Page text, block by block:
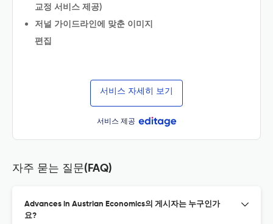
교정 서비스 제공)
저널 가이드라인에 맞춘 이미지
편집
서비스 자세히 보기
서비스 제공
자주 묻는 질문(FAQ)
Advances in Austrian Economics의 게시자는 누구인가
요?